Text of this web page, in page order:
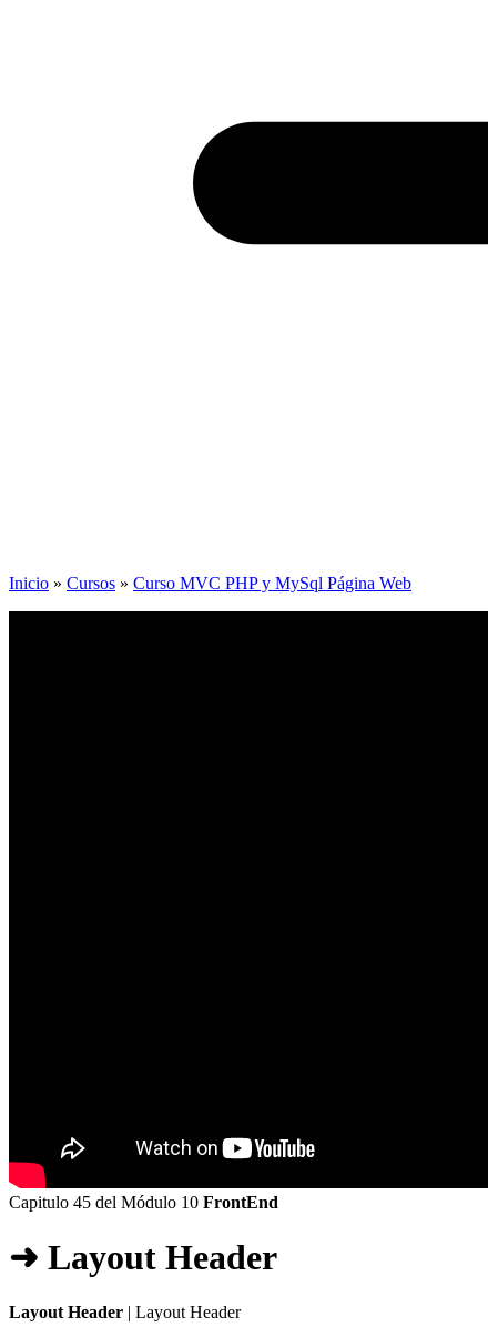
Inicio » Cursos » Curso MVC PHP y MySql Página Web
Capitulo 45 del Módulo 10 FrontEnd
➜ Layout Header
Layout Header | Layout Header